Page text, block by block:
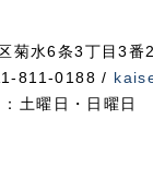
菊水6条3丁目3番
811-0188 /
土曜日・日曜日